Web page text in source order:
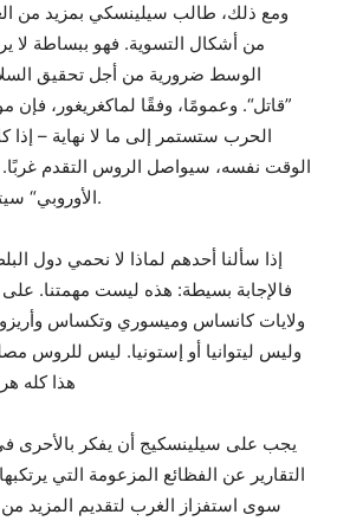
ومع ذلك، طالب سيلينسكي بمزيد من
من أشكال التسوية. فهو ببساطة لا
الوسط ضرورية من أجل تحقيق
”قاتل“. وعمومًا، وفقًا لماكغريغور،
الحرب ستستمر إلى ما لا نهاية – إذا
الوقت نفسه، سيواصل الروس التقدم غربًا.
الأوروبي“ سيتلاشى في هذه المعادلة.
فالإجابة بسيطة: هذه ليست مهمتنا. على
ولايات كانساس وميسوري وتكساس
وليس ليتوانيا أو إستونيا. ليس للروس
هذا كله
يجب على سيلينسكيج أن يفكر بالأحرى في
التقارير عن الفظائع المزعومة التي
سوى استفزاز الغرب لتقديم المزيد